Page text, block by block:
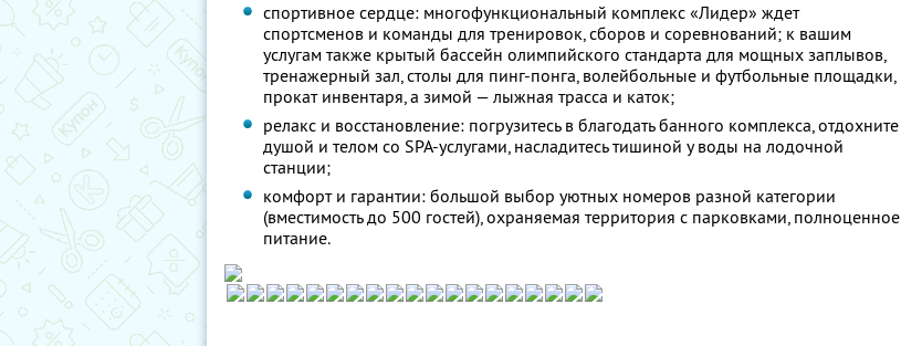
спортивное сердце: многофункциональный комплекс «Лидер» ждет
спортсменов и команды для тренировок, сборов и соревнований; к вашим
услугам также крытый бассейн олимпийского стандарта для мощных заплывов,
тренажерный зал, столы для пинг-понга, волейбольные и футбольные площадки,
прокат инвентаря, а зимой — лыжная трасса и каток;
релакс и восстановление: погрузитесь в благодать банного комплекса, отдохните
душой и телом со SPA-услугами, насладитесь тишиной у воды на лодочной
станции;
комфорт и гарантии: большой выбор уютных номеров разной категории
(вместимость до 500 гостей), охраняемая территория с парковками, полноценное
питание.